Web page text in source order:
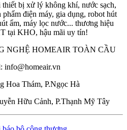
bị xử lý không khí, nước sạch,
điện máy, gia dụng, robot hút
ẩm, máy lọc nước... thương hiệu
tại KHO, hậu mãi uy tín!
NGHỆ HOMEAIR TOÀN CẦU
info@homeair.vn
Hoa Thám, P.Ngọc Hà
Hữu Cảnh, P.Thạnh Mỹ Tây